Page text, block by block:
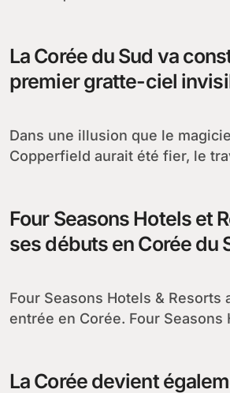
La Corée du Sud va
premier gratte-ciel
Dans une illusion que le magicien David
Copperfield aurait été fier, le
Four Seasons Hotels et
ses débuts en Corée du
Four Seasons Hotels & Resorts a confirmé son
entrée en Corée. Four Seasons
La Corée devient